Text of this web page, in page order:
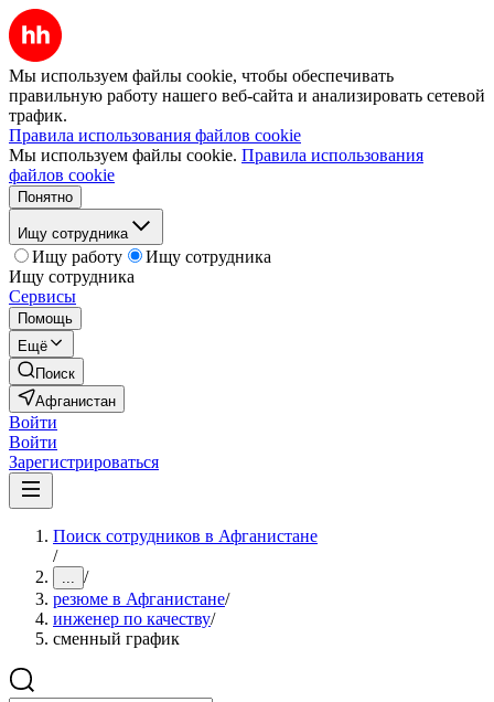
Мы используем файлы cookie, чтобы обеспечивать
правильную работу нашего веб-сайта и анализировать сетевой
трафик.
Правила использования файлов cookie
Мы используем файлы cookie. Правила использования
файлов cookie
Понятно
Ищу сотрудника
Ищу работу
Ищу сотрудника
Ищу сотрудника
Сервисы
Помощь
Ещё
Поиск
Афганистан
Войти
Войти
Зарегистрироваться
Поиск сотрудников в Афганистане
/
... /
резюме в Афганистане/
инженер по качеству/
сменный график